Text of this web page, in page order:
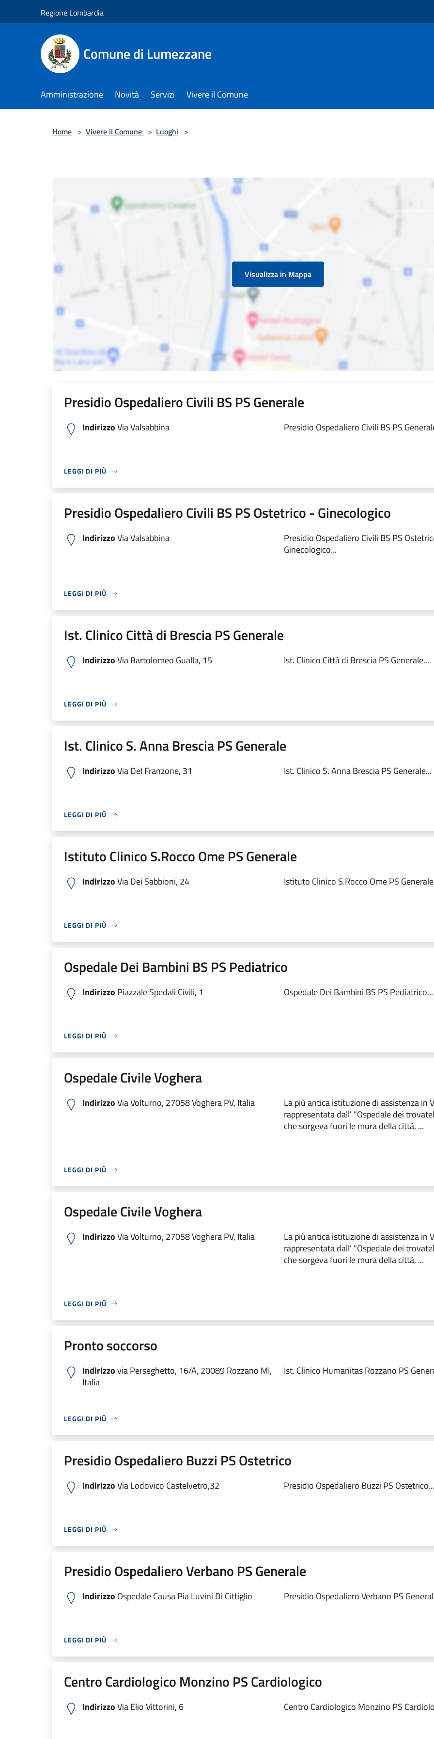
Regione Lombardia
Comune di Lumezzane
Amministrazione Novità Servizi Vivere il Comune
Home > Vivere il Comune > Luoghi >
Visualizza in Mappa
Presidio Ospedaliero Civili BS PS Generale
IndirizzoVia Valsabbina Presidio Ospedaliero Civili BS PS
LEGGI DI PIÙ
Presidio Ospedaliero Civili BS PS Ostetrico - Ginecologico
IndirizzoVia Valsabbina
Presidio Ospedaliero Civili BS PS
Ginecologico...
LEGGI DI PIÙ
Ist. Clinico Città di Brescia PS Generale
IndirizzoVia Bartolomeo Gualla, 15 Ist. Clinico Città di Brescia PS Generale...
LEGGI DI PIÙ
Ist. Clinico S. Anna Brescia PS Generale
IndirizzoVia Del Franzone, 31 Ist. Clinico S. Anna Brescia PS Generale...
LEGGI DI PIÙ
Istituto Clinico S.Rocco Ome PS Generale
IndirizzoVia Dei Sabbioni, 24 Istituto Clinico S.Rocco Ome PS
LEGGI DI PIÙ
Ospedale Dei Bambini BS PS Pediatrico
Indirizzo Piazzale Spedali Civili, 1 Ospedale Dei Bambini BS PS Pediatrico...
LEGGI DI PIÙ
Ospedale Civile Voghera
IndirizzoVia Volturno, 27058 Voghera PV, Italia
La più antica istituzione di assistenza in
rappresentata dall' "Ospedale dei
che sorgeva fuori le mura della città, ...
LEGGI DI PIÙ
Ospedale Civile Voghera
IndirizzoVia Volturno, 27058 Voghera PV, Italia
La più antica istituzione di assistenza in
rappresentata dall' "Ospedale dei
che sorgeva fuori le mura della città, ...
LEGGI DI PIÙ
Pronto soccorso
Indirizzovia Perseghetto, 16/A, 20089 Rozzano MI,
Italia
Ist. Clinico Humanitas Rozzano PS
LEGGI DI PIÙ
Presidio Ospedaliero Buzzi PS Ostetrico
IndirizzoVia Lodovico Castelvetro,32 Presidio Ospedaliero Buzzi PS Ostetrico...
LEGGI DI PIÙ
Presidio Ospedaliero Verbano PS Generale
Indirizzo Ospedale Causa Pia Luvini Di Cittiglio Presidio Ospedaliero Verbano PS
LEGGI DI PIÙ
Centro Cardiologico Monzino PS Cardiologico
IndirizzoVia Elio Vittorini, 6 Centro Cardiologico Monzino PS